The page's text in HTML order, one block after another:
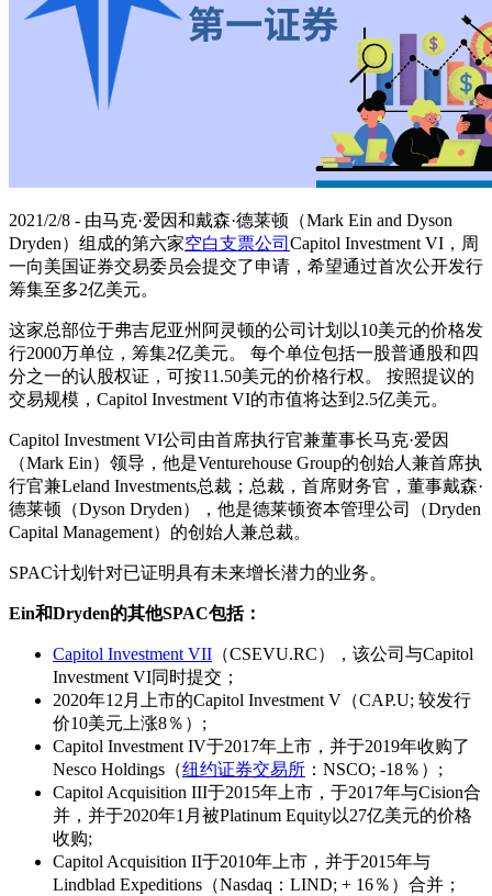
2021/2/8 - 由马克·爱因和戴森·德莱顿（Mark Ein and Dyson
Dryden）组成的第六家空白支票公司 Capitol Investment VI，周
一向美国证券交易委员会提交了申请，希望通过首次公开发行
筹集至多2亿美元。
这家总部位于弗吉尼亚州阿灵顿的公司计划以10美元的价格发
行2000万单位，筹集2亿美元。 每个单位包括一股普通股和四
分之一的认股权证，可按11.50美元的价格行权。 按照提议的
交易规模，Capitol Investment VI的市值将达到2.5亿美元。
Capitol Investment VI公司由首席执行官兼董事长马克·爱因
（Mark Ein）领导，他是Venturehouse Group的创始人兼首席执
行官兼Leland Investments总裁；总裁，首席财务官，董事戴森·
德莱顿（Dyson Dryden），他是德莱顿资本管理公司（Dryden
Capital Management）的创始人兼总裁。
SPAC计划针对已证明具有未来增长潜力的业务。
Ein和Dryden的其他SPAC包括：
Capitol Investment VII （CSEVU.RC），该公司与Capitol
Investment VI同时提交；
2020年12月上市的Capitol Investment V（CAP.U; 较发行
价10美元上涨8％）;
Capitol Investment IV于2017年上市，并于2019年收购了
Nesco Holdings（纽约证券交易所 ：NSCO; -18％）;
Capitol Acquisition III于2015年上市，于2017年与Cision合
并，并于2020年1月被Platinum Equity以27亿美元的价格
收购;
Capitol Acquisition II于2010年上市，并于2015年与
Lindblad Expeditions（Nasdaq：LIND; + 16％）合并；